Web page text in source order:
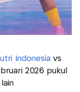
Indonesia vs
2026 pukul